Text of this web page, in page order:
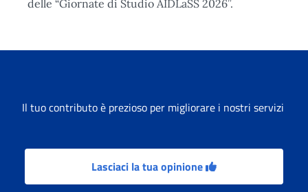
delle “Giornate di Studio AIDLaSS 2026”.
Il tuo contributo è prezioso per migliorare i nostri servizi
Lasciaci la tua opinione